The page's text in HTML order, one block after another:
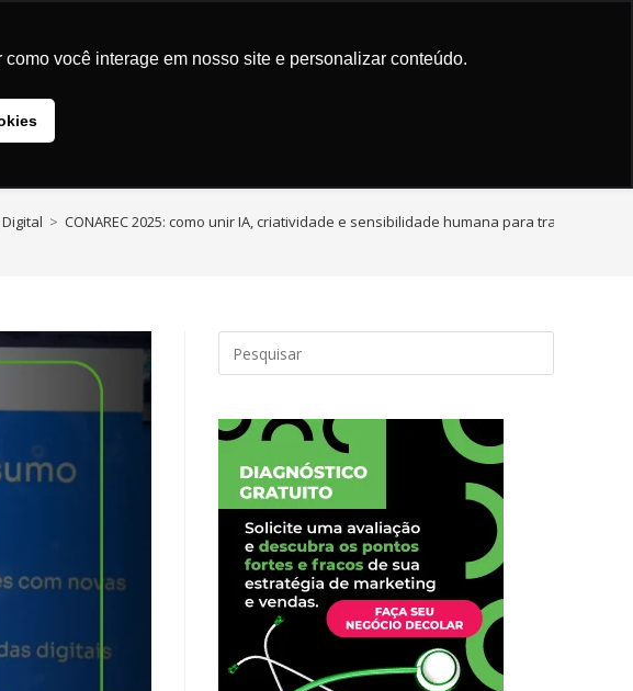
você interage em nosso site e personalizar conteúdo.
> CONAREC 2025: como unir IA, criatividade e sensibilidade humana para transformar